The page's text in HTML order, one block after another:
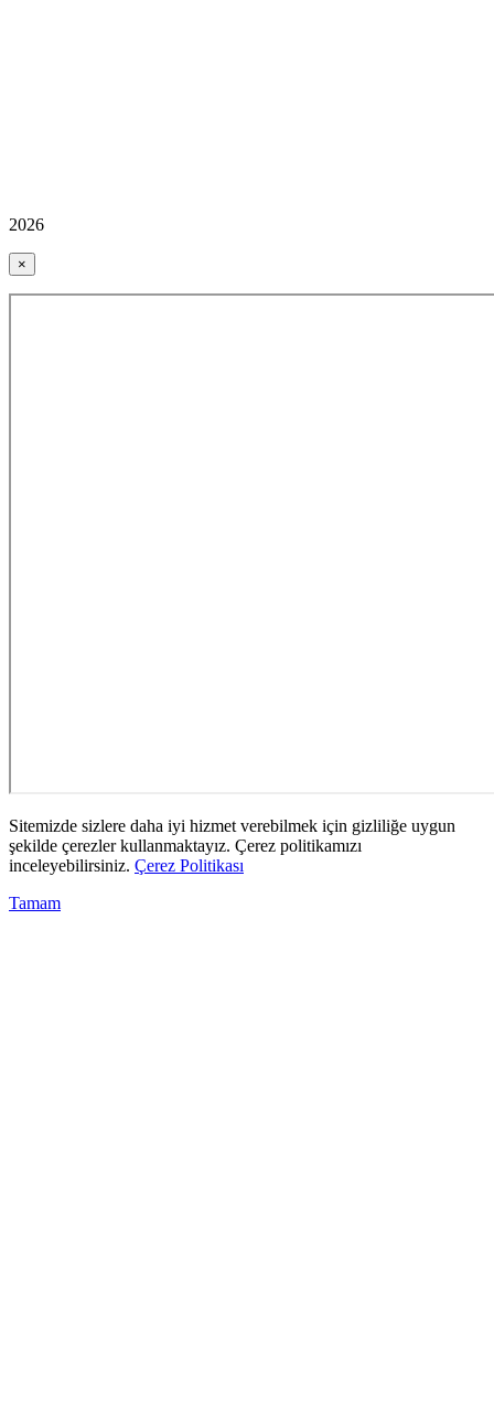
2026
×
Sitemizde sizlere daha iyi hizmet verebilmek için gizliliğe uygun
şekilde çerezler kullanmaktayız. Çerez politikamızı
inceleyebilirsiniz. Çerez Politikası
Tamam